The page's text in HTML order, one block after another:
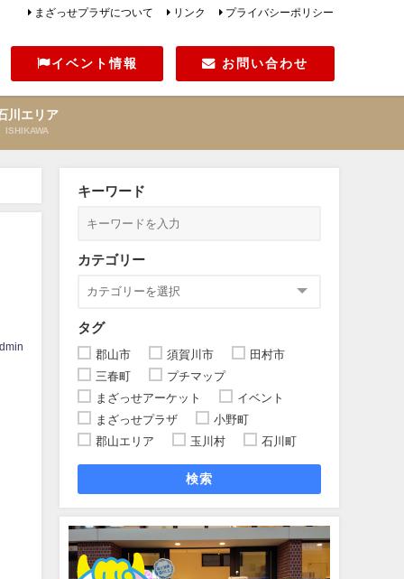
まざっせプラザについて リンク プライバシーポリシー
イベント情報 お問い合わせ
川エリア
ISHIKAWA
キーワード
カテゴリー
タグ
郡山市 須賀川市
田村市
三春町
プチマップ
まざっせアーケット
イベント
まざっせプラザ
小野町
郡山エリア
玉川村 石川町
検索